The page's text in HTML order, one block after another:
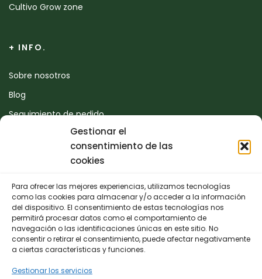
Gestionar el
consentimiento de las
cookies
Para ofrecer las mejores experiencias, utilizamos tecnologías
como las cookies para almacenar y/o acceder a la información
del dispositivo. El consentimiento de estas tecnologías nos
permitirá procesar datos como el comportamiento de
navegación o las identificaciones únicas en este sitio. No
consentir o retirar el consentimiento, puede afectar negativamente
a ciertas características y funciones.
Gestionar los servicios
Cultivo Grow zone
+ INFO.
Sobre nosotros
Blog
Seguimiento de pedido
CONTACTO
942 25 50 54
Polígono de Trascueto, parcela 4, 39600 Revilla de
Camargo, Cantabria
info@fernando-santamaria.com